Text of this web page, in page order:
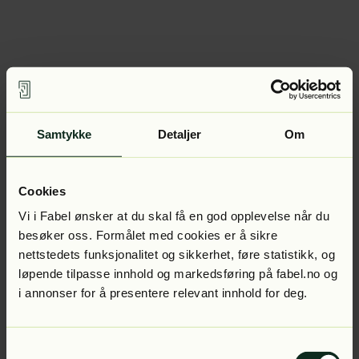
Samtykke Detaljer Om
Cookies
Vi i Fabel ønsker at du skal få en god opplevelse når du
besøker oss. Formålet med cookies er å sikre
nettstedets funksjonalitet og sikkerhet, føre statistikk, og
løpende tilpasse innhold og markedsføring på fabel.no og
i annonser for å presentere relevant innhold for deg.